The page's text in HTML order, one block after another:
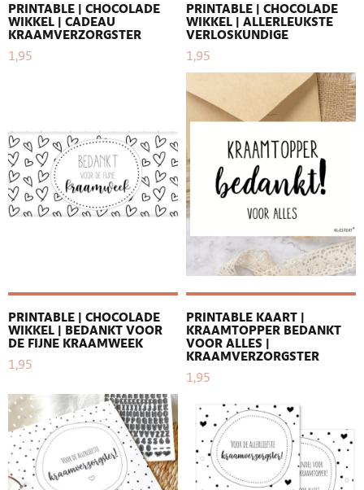
PRINTABLE | CHOCOLADE
WIKKEL | CADEAU
KRAAMVERZORGSTER
1,95
PRINTABLE | CHOCOLADE
WIKKEL | ALLERLEUKSTE
VERLOSKUNDIGE
1,95
PRINTABLE | CHOCOLADE
WIKKEL | BEDANKT VOOR
DE FIJNE KRAAMWEEK
1,95
PRINTABLE KAART |
KRAAMTOPPER BEDANKT
VOOR ALLES |
KRAAMVERZORGSTER
1,95